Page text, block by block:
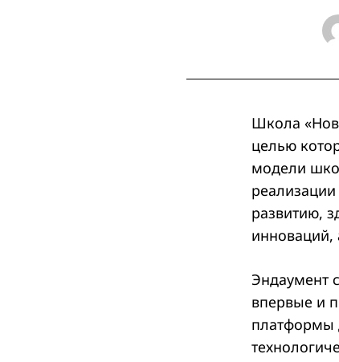
Школа
целью
модели
развитию,
инноваций,
Эндаумент
впервые и
платформы